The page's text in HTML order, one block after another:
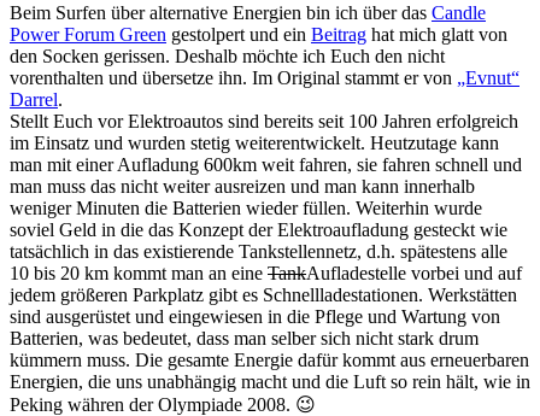
Beim Surfen über alternative Energien bin ich über das Candle
Power Forum Green gestolpert und ein Beitrag hat mich glatt von
den Socken gerissen. Deshalb möchte ich Euch den nicht
vorenthalten und übersetze ihn. Im Original stammt er von „Evnut“
Darrel.
Stellt Euch vor Elektroautos sind bereits seit 100 Jahren erfolgreich
im Einsatz und wurden stetig weiterentwickelt. Heutzutage kann
man mit einer Aufladung 600km weit fahren, sie fahren schnell und
man muss das nicht weiter ausreizen und man kann innerhalb
weniger Minuten die Batterien wieder füllen. Weiterhin wurde
soviel Geld in die das Konzept der Elektroaufladung gesteckt wie
tatsächlich in das existierende Tankstellennetz, d.h. spätestens alle
10 bis 20 km kommt man an eine TankAufladestelle vorbei und auf
jedem größeren Parkplatz gibt es Schnellladestationen. Werkstätten
sind ausgerüstet und eingewiesen in die Pflege und Wartung von
Batterien, was bedeutet, dass man selber sich nicht stark drum
kümmern muss. Die gesamte Energie dafür kommt aus erneuerbaren
Energien, die uns unabhängig macht und die Luft so rein hält, wie in
Peking währen der Olympiade 2008. 😉